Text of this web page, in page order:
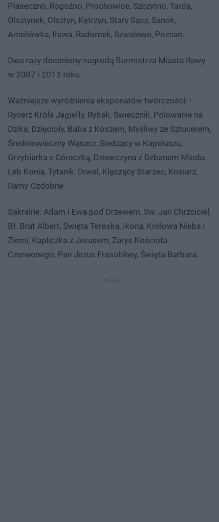
Piaseczno, Rogoźno, Prochowice, Szczytno, Tarda,
Olsztynek, Olsztyn, Kętrzyn, Stary Sącz, Sanok,
Ameliówka, Iława, Radomek, Szwalewo, Poznań.
Dwa razy doceniony nagrodą Burmistrza Miasta Iławy
w 2007 i 2013 roku.
Ważniejsze wyróżnienia eksponatów twórczości: -
Rycerz Króla Jagiełły, Rybak, Świecznik, Polowanie na
Dzika, Dzięcioły, Baba z Koszem, Myśliwy ze Sztucerem,
Średniowieczny Wąsacz, Siedzący w Kapeluszu,
Grzybiarka z Córeczką, Dziewczyna z Dzbanem Miodu,
Łeb Konia, Tytanik, Drwal, Klęczący Starzec, Kosiarz,
Ramy Ozdobne
Sakralne: Adam i Ewa pod Drzewem, Św. Jan Chrzciciel,
Bł. Brat Albert, Święta Tereska, Ikona, Królowa Nieba i
Ziemi, Kapliczka z Jezusem, Zarys Kościoła
Czerwonego, Pan Jezus Frasobliwy, Święta Barbara.